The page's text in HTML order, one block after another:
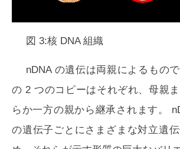
図 3:核 DNA 組織
nDNA の遺伝は両親によるもの
の 2 つのコピーはそれぞれ、母親
らか一方の親から継承されます。
の遺伝子ごとにさまざまな対立遺